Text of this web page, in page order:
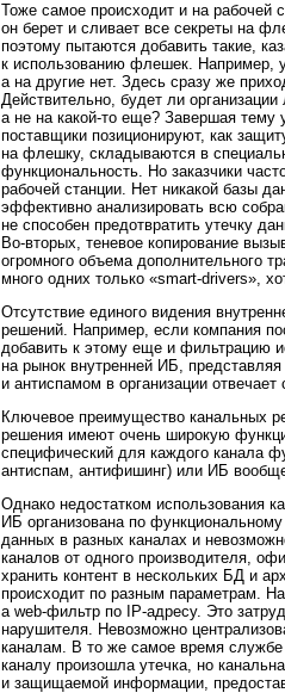
Тоже самое происходит и на рабочей
он берет и сливает все секреты на
поэтому пытаются добавить такие,
к использованию флешек. Например,
а на другие нет. Здесь сразу же
Действительно, будет ли
а не на какой-то еще? Завершая тему
поставщики позиционируют, как
на флешку, складываются в
функциональность. Но заказчики
рабочей станции. Нет никакой базы
эффективно анализировать всю
не способен предотвратить утечку
Во-вторых, теневое копирование
огромного объема дополнительного
много одних только «smart-drivers»,
Отсутствие единого видения
решений. Например, если компания
добавить к этому еще и фильтрацию
на рынок внутренней ИБ,
и антиспамом в организации
Ключевое преимущество канальных
решения имеют очень широкую
специфический для каждого канала
антиспам, антифишинг) или ИБ
Однако недостатком использования
ИБ организована по
данных в разных каналах и
каналов от одного производителя,
хранить контент в нескольких БД и
происходит по разным параметрам.
а web-фильтр по IP-адресу. Это
нарушителя. Невозможно
каналам. В то же самое время службе
каналу произошла утечка, но
и защищаемой информации,